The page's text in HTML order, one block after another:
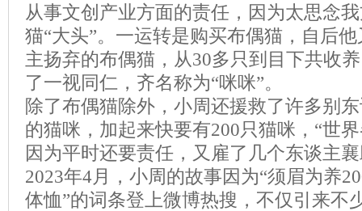
从事文创产业方面的责任，因为太思念
猫“大头”。一运转是购买布偶猫，自后
主扬弃的布偶猫，从30多只到目下共收
了一视同仁，齐名称为“咪咪”。
除了布偶猫除外，小周还援救了许多别
的猫咪，加起来快要有200只猫咪，“世
因为平时还要责任，又雇了几个东谈主
2023年4月，小周的故事因为“须眉为养
体恤”的词条登上微博热搜，不仅引来不